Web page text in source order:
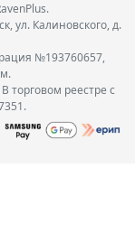
ул. Калиновского, д.
№193760657,
торговом реестре с